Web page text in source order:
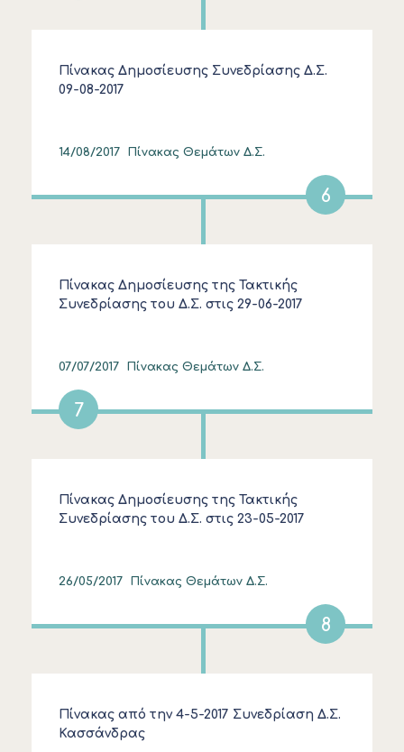
Πίνακας Δημοσίευσης Συνεδρίασης Δ.Σ.
09-08-2017
14/08/2017 Πίνακας Θεμάτων Δ.Σ.
6
Πίνακας Δημοσίευσης της Τακτικής
Συνεδρίασης του Δ.Σ. στις 29-06-2017
07/07/2017 Πίνακας Θεμάτων Δ.Σ.
7
Πίνακας Δημοσίευσης της Τακτικής
Συνεδρίασης του Δ.Σ. στις 23-05-2017
26/05/2017 Πίνακας Θεμάτων Δ.Σ.
8
Πίνακας από την 4-5-2017 Συνεδρίαση Δ.Σ.
Κασσάνδρας